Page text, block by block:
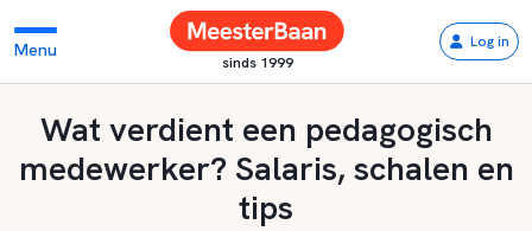
Menu
sinds 1999
Log in
Wat verdient een pedagogisch
medewerker? Salaris, schalen en
tips